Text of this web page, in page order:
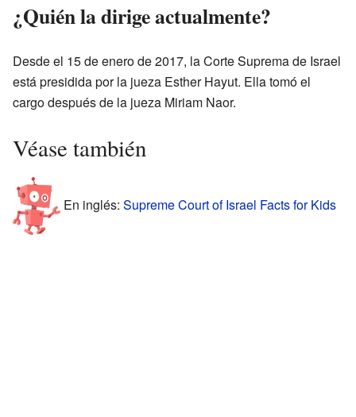
¿Quién la dirige actualmente?
Desde el 15 de enero de 2017, la Corte Suprema de Israel
está presidida por la jueza Esther Hayut. Ella tomó el
cargo después de la jueza Miriam Naor.
Véase también
En inglés: Supreme Court of Israel Facts for Kids